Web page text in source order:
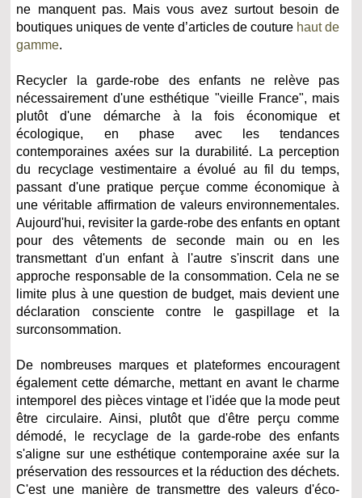
ne manquent pas. Mais vous avez surtout besoin de
boutiques uniques de vente d’articles de couture haut de
gamme.
Recycler la garde-robe des enfants ne relève pas
nécessairement d'une esthétique "vieille France", mais
plutôt d'une démarche à la fois économique et
écologique, en phase avec les tendances
contemporaines axées sur la durabilité. La perception
du recyclage vestimentaire a évolué au fil du temps,
passant d'une pratique perçue comme économique à
une véritable affirmation de valeurs environnementales.
Aujourd'hui, revisiter la garde-robe des enfants en optant
pour des vêtements de seconde main ou en les
transmettant d'un enfant à l'autre s'inscrit dans une
approche responsable de la consommation. Cela ne se
limite plus à une question de budget, mais devient une
déclaration consciente contre le gaspillage et la
surconsommation.
De nombreuses marques et plateformes encouragent
également cette démarche, mettant en avant le charme
intemporel des pièces vintage et l'idée que la mode peut
être circulaire. Ainsi, plutôt que d'être perçu comme
démodé, le recyclage de la garde-robe des enfants
s'aligne sur une esthétique contemporaine axée sur la
préservation des ressources et la réduction des déchets.
C'est une manière de transmettre des valeurs d'éco-